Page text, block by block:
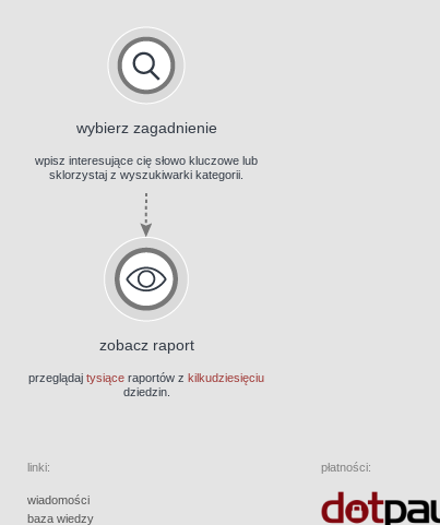
wybierz zagadnienie
wpisz interesujące cię słowo kluczowe lub
sklorzystaj z wyszukiwarki kategorii.
zobacz raport
przeglądajtysiące raportów zkilkudziesięciu
dziedzin.
linki:
wiadomości
baza wiedzy
płatności: